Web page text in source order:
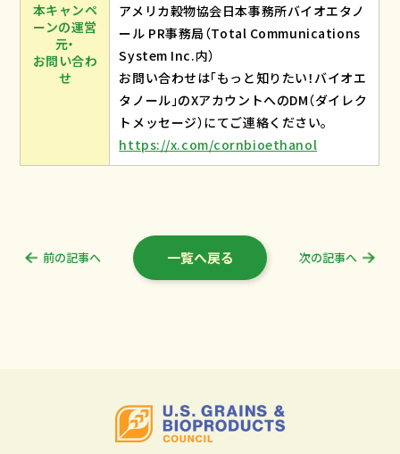
本キャンペ
ーンの運営
元・
お問い合わ
せ
アメリカ穀物協会日本事務所バイオエタノ
ール PR事務局（Total Communications
System Inc.内）
お問い合わせは「もっと知りたい！バイオエ
タノール」のXアカウントへのDM（ダイレク
トメッセージ）にてご連絡ください。
https://x.com/cornbioethanol
前の記事へ 一覧へ戻る 次の記事へ